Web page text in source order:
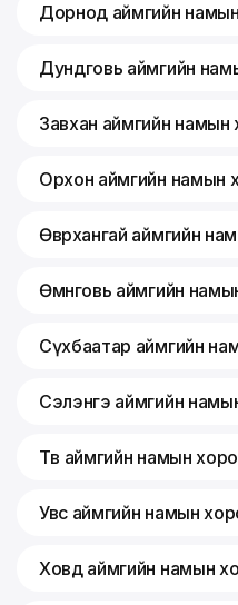
Дорнод аймгийн
Дундговь аймгийн
Завхан аймгийн намын
Орхон аймгийн намын
Өвөрхангай аймгийн
Өмнөговь аймгийн
Сүхбаатар аймгийн
Сэлэнгэ аймгийн
Төв аймгийн намын
Увс аймгийн намын
Ховд аймгийн намын